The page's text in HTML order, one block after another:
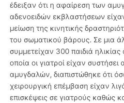
έδειξαν ότι η αφαίρεση των
αδενοειδών εκβλαστήσεων
μείωση της κινητικής
του σωματικού βάρους. Σε μια
συμμετείχαν 300 παιδιά
οποία οι γιατροί είχαν
αμυγδαλών, διαπιστώθηκε ότι
χειρουργική επέμβαση είχαν
επισκέψεις σε γιατρούς καθώς